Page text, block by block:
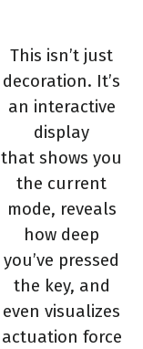
This isn’t just
decoration. It’s
an interactive
display
that shows you
the current
mode, reveals
how deep
you’ve pressed
the key, and
even visualizes
actuation force